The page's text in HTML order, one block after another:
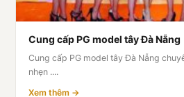
Cung cấp PG model tây Đà Nẵng
Cung cấp PG model tây Đà Nẵng
nhẹn ....
Xem thêm →